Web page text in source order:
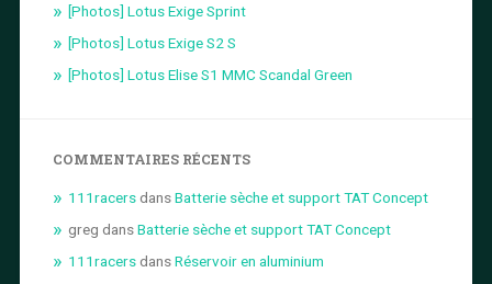
[Photos] Lotus Exige Sprint
[Photos] Lotus Exige S2 S
[Photos] Lotus Elise S1 MMC Scandal Green
COMMENTAIRES RÉCENTS
111racersdansBatterie sèche et support TAT Concept
greg dansBatterie sèche et support TAT Concept
111racersdansRéservoir en aluminium